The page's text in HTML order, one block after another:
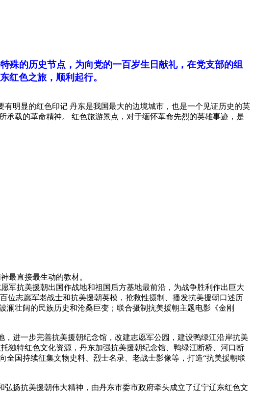
历史节点，为向党的一百岁生日献礼，在党支部的组
红色之旅，顺利起行。
显的红色印记 丹东是我国最大的边境城市，也是一个见证历史的英
载的革命精神。 红色旅游景点，对于缅怀革命先烈的英雄事迹，是
直接最生动的教材。
军抗美援朝出国作战地和祖国后方基地最前沿，为战争胜利作出巨大
位志愿军老战士和抗美援朝英模，抢救性摄制、播发抗美援朝口述历
壮阔的民族历史和沧桑巨变；联合摄制抗美援朝主题电影《金刚
一步完善抗美援朝纪念馆，改建志愿军公园，建设鸭绿江沿岸抗美
独特红色文化资源，丹东加强抗美援朝纪念馆、鸭绿江断桥、河口断
国持续征集文物史料、烈士名录、老战士影像等，打造“抗美援朝联
抗美援朝伟大精神，由丹东市委市政府牵头成立了辽宁辽东红色文